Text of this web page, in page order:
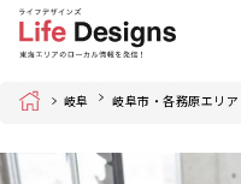
Home 岐阜 岐阜市・各務原エリア